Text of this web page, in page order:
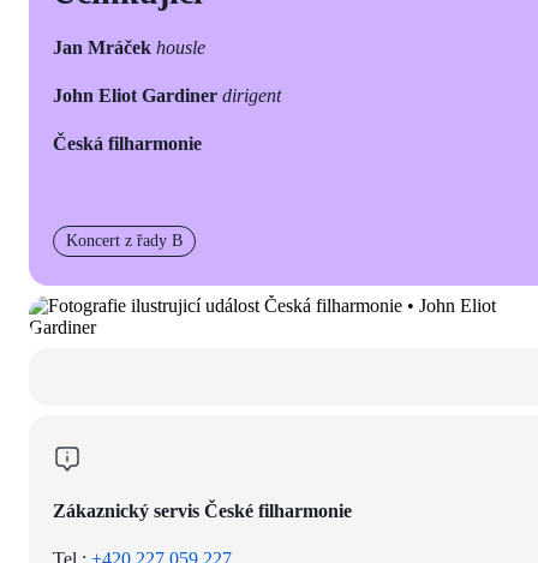
Jan Mráček housle
John Eliot Gardiner dirigent
Česká filharmonie
Koncert z řady B
Zákaznický servis České filharmonie
Tel.: +420 227 059 227